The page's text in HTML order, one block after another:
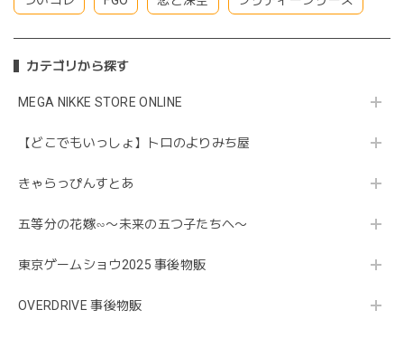
カテゴリから探す
MEGA NIKKE STORE ONLINE
【どこでもいっしょ】トロのよりみち屋
きゃらっぴんすとあ
五等分の花嫁∽〜未来の五つ子たちへ〜
東京ゲームショウ2025 事後物販
OVERDRIVE 事後物販